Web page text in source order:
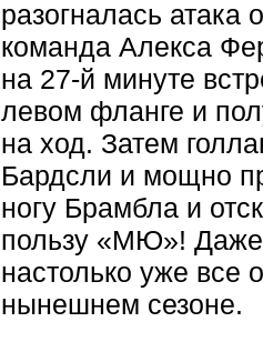
разогналась атака
команда Алекса
на 27-й минуте
левом фланге и
на ход. Затем
Бардсли и мощно
ногу Брамбла и
пользу «МЮ»! Даже
настолько уже все
нынешнем сезоне.